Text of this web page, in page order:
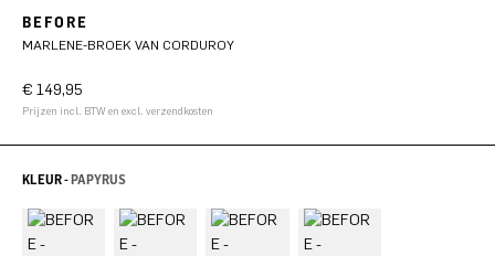
BEFORE
MARLENE-BROEK VAN CORDUROY
€ 149,95
Prijzen incl. BTW en excl. verzendkosten
KLEUR -PAPYRUS